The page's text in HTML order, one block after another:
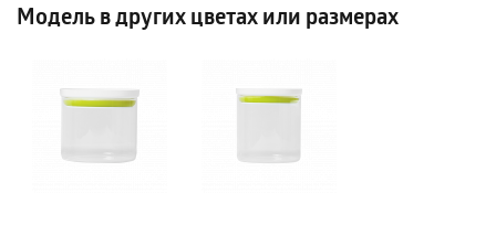
Модель в других цветах или размерах